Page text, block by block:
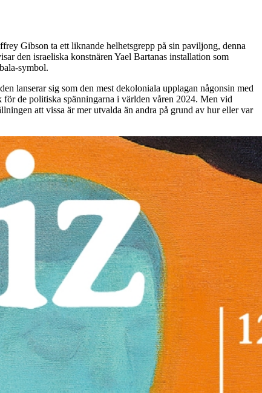
Gibson ta ett liknande helhetsgrepp på sin paviljong, denna
den israeliska konstnären Yael Bartanas installation som
symbol.
lanserar sig som den mest dekoloniala upplagan någonsin med
de politiska spänningarna i världen våren 2024. Men vid
att vissa är mer utvalda än andra på grund av hur eller var